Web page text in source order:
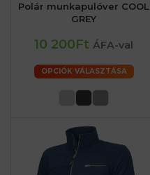
Polár munkapulóver COOL
GREY
10 200Ft ÁFA-val
OPCIÓK VÁLASZTÁSA